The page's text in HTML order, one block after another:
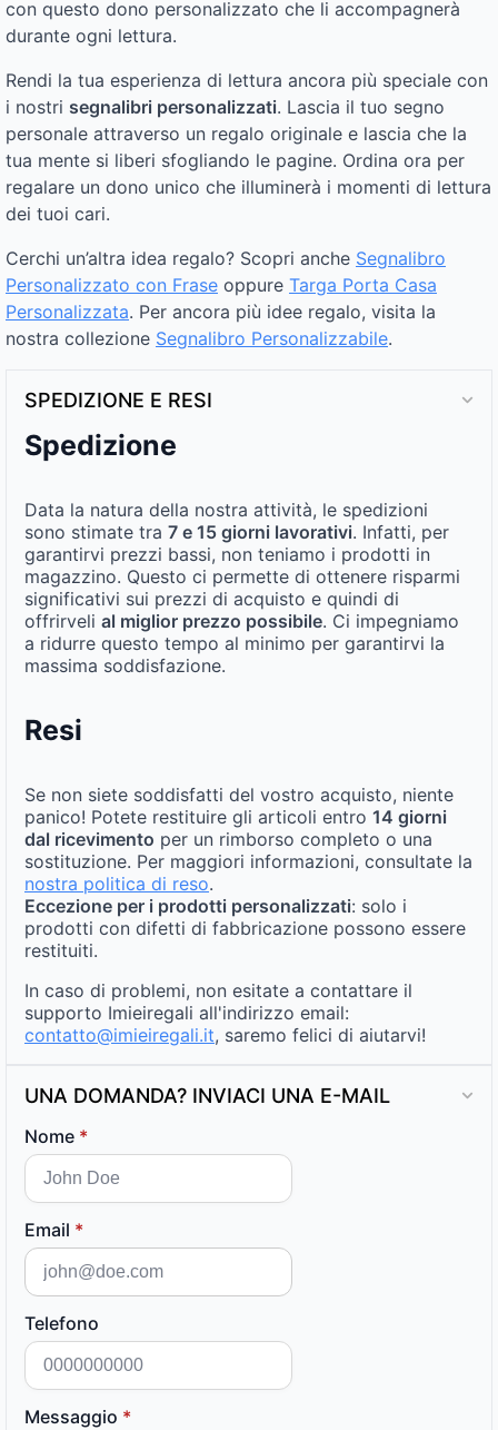
con questo dono personalizzato che li accompagnerà
durante ogni lettura.
Rendi la tua esperienza di lettura ancora più speciale con
i nostri segnalibri personalizzati. Lascia il tuo segno
personale attraverso un regalo originale e lascia che la
tua mente si liberi sfogliando le pagine. Ordina ora per
regalare un dono unico che illuminerà i momenti di lettura
dei tuoi cari.
Cerchi un’altra idea regalo? Scopri anche Segnalibro
Personalizzato con Frase oppure Targa Porta Casa
Personalizzata. Per ancora più idee regalo, visita la
nostra collezione Segnalibro Personalizzabile.
SPEDIZIONE E RESI
Spedizione
Data la natura della nostra attività, le spedizioni
sono stimate tra 7 e 15 giorni lavorativi. Infatti, per
garantirvi prezzi bassi, non teniamo i prodotti in
magazzino. Questo ci permette di ottenere risparmi
significativi sui prezzi di acquisto e quindi di
offrirveli al miglior prezzo possibile. Ci impegniamo
a ridurre questo tempo al minimo per garantirvi la
massima soddisfazione.
Resi
Se non siete soddisfatti del vostro acquisto, niente
panico! Potete restituire gli articoli entro 14 giorni
dal ricevimento per un rimborso completo o una
sostituzione. Per maggiori informazioni, consultate la
nostra politica di reso.
Eccezione per i prodotti personalizzati: solo i
prodotti con difetti di fabbricazione possono essere
restituiti.
In caso di problemi, non esitate a contattare il
supporto Imieiregali all'indirizzo email:
contatto@imieiregali.it, saremo felici di aiutarvi!
UNA DOMANDA? INVIACI UNA E-MAIL
Nome *
Email *
Telefono
Messaggio *